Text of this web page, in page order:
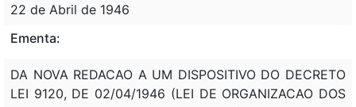
22 de Abril de 1946
Ementa:
DA NOVA REDACAO A UM DISPOSITIVO DO DECRETO
LEI 9120, DE 02/04/1946 (LEI DE ORGANIZACAO DOS